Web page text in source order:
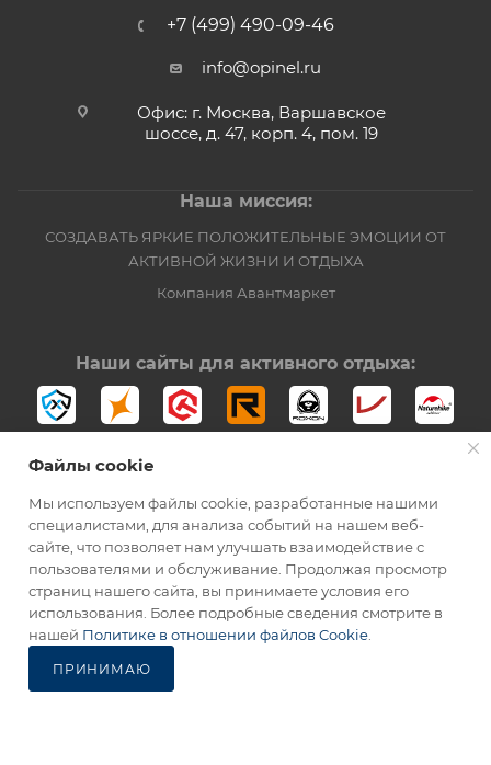
+7 (499) 490-09-46
info@opinel.ru
Офис: г. Москва, Варшавское
шоссе, д. 47, корп. 4, пом. 19
Наша миссия:
СОЗДАВАТЬ ЯРКИЕ ПОЛОЖИТЕЛЬНЫЕ ЭМОЦИИ ОТ
АКТИВНОЙ ЖИЗНИ И ОТДЫХА
Компания Авантмаркет
Наши сайты для активного отдыха:
2012-2026 © Официальный дистрибьютор Opinel в России
Файлы cookie
Мы используем файлы cookie, разработанные нашими
специалистами, для анализа событий на нашем веб-
сайте, что позволяет нам улучшать взаимодействие с
пользователями и обслуживание. Продолжая просмотр
страниц нашего сайта, вы принимаете условия его
использования. Более подробные сведения смотрите в
нашей Политике в отношении файлов Cookie
ПРИНИМАЮ
Каталог
Избранные